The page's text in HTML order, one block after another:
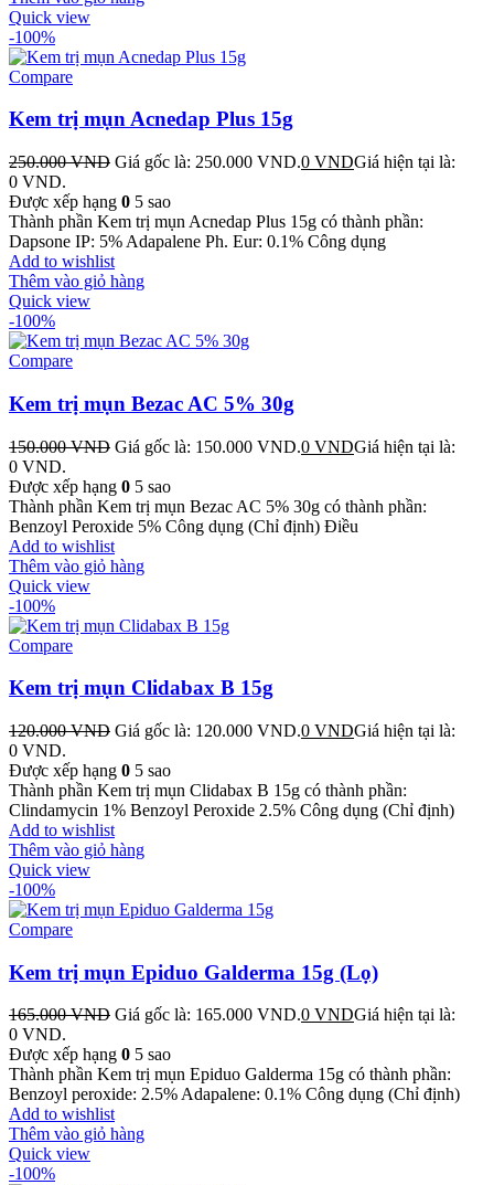
Quick view
-100%
Compare
Kem trị mụn Acnedap Plus 15g
250.000VND Giá gốc là: 250.000 VND.0 VNDGiá hiện tại là:
0 VND.
Được xếp hạng 0 5 sao
Thành phần Kem trị mụn Acnedap Plus 15g có thành phần:
Dapsone IP: 5% Adapalene Ph. Eur: 0.1% Công dụng
Add to wishlist
Thêm vào giỏ hàng
Quick view
-100%
Compare
Kem trị mụn Bezac AC 5% 30g
150.000VND Giá gốc là: 150.000 VND.0 VNDGiá hiện tại là:
0 VND.
Được xếp hạng 0 5 sao
Thành phần Kem trị mụn Bezac AC 5% 30g có thành phần:
Benzoyl Peroxide 5% Công dụng (Chỉ định) Điều
Add to wishlist
Thêm vào giỏ hàng
Quick view
-100%
Compare
Kem trị mụn Clidabax B 15g
120.000VND Giá gốc là: 120.000 VND.0 VNDGiá hiện tại là:
0 VND.
Được xếp hạng 0 5 sao
Thành phần Kem trị mụn Clidabax B 15g có thành phần:
Clindamycin 1% Benzoyl Peroxide 2.5% Công dụng (Chỉ định)
Add to wishlist
Thêm vào giỏ hàng
Quick view
-100%
Compare
Kem trị mụn Epiduo Galderma 15g (Lọ)
165.000VND Giá gốc là: 165.000 VND.0 VNDGiá hiện tại là:
0 VND.
Được xếp hạng 0 5 sao
Thành phần Kem trị mụn Epiduo Galderma 15g có thành phần:
Benzoyl peroxide: 2.5% Adapalene: 0.1% Công dụng (Chỉ định)
Add to wishlist
Thêm vào giỏ hàng
Quick view
-100%